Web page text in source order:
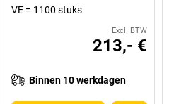
VE = 1100 stuks
Excl. BTW
213,- €
Binnen 10 werkdagen